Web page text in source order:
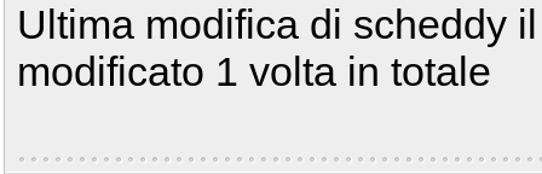
Ultima modifica di scheddy
modificato 1 volta in totale